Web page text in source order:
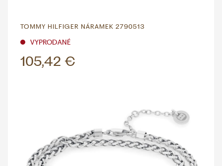
TOMMY HILFIGER NÁRAMEK 2790513
VYPRODANÉ
105,42 €